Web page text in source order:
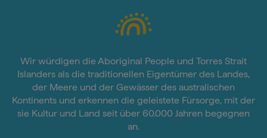
Wir würdigen die Aboriginal People und Torres Strait
Islanders als die traditionellen Eigentümer des Landes,
der Meere und der Gewässer des australischen
Kontinents und erkennen die geleistete Fürsorge, mit der
sie Kultur und Land seit über 60.000 Jahren begegnen
an.